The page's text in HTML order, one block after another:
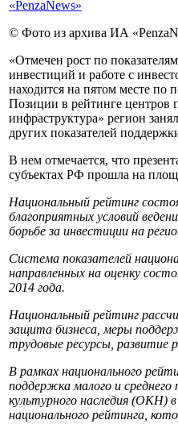
© Фото из архива ИА
«Отмечен рост по
инвестиций и работе с
находится на пятом месте по
Позиции в рейтинге
инфраструктура» регион
других показателей
В нем отмечается, что
субъектах РФ прошла на
Национальный рейтинг
благоприятных условий
борьбе за инвестиции на
Система показателей
направленных на оценку
2014 года.
Национальный рейтинг
защита бизнеса, меры
трудовые ресурсы, развитие
В рамках национального
поддержка малого и
культурного наследия (ОКН)
национального рейтинга,